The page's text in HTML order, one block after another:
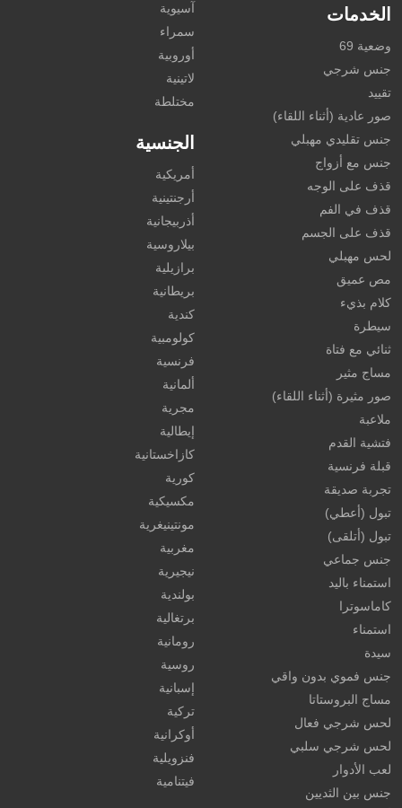
الخدمات
وضعية 69
جنس شرجي
تقييد
صور عادية (أثناء اللقاء)
جنس تقليدي مهبلي
جنس مع أزواج
قذف على الوجه
قذف في الفم
قذف على الجسم
لحس مهبلي
مص عميق
كلام بذيء
سيطرة
ثنائي مع فتاة
مساج مثير
صور مثيرة (أثناء اللقاء)
ملاعبة
فتشية القدم
قبلة فرنسية
تجربة صديقة
تبول (أعطي)
تبول (أتلقى)
جنس جماعي
استمناء باليد
كاماسوترا
استمناء
سيدة
جنس فموي بدون واقي
مساج البروستاتا
لحس شرجي فعال
لحس شرجي سلبي
لعب الأدوار
جنس بين الثديين
آسيوية
سمراء
أوروبية
لاتينية
مختلطة
الجنسية
أمريكية
أرجنتينية
أذربيجانية
بيلاروسية
برازيلية
بريطانية
كندية
كولومبية
فرنسية
ألمانية
مجرية
إيطالية
كازاخستانية
كورية
مكسيكية
مونتينيغرية
مغربية
نيجيرية
بولندية
برتغالية
رومانية
روسية
إسبانية
تركية
أوكرانية
فنزويلية
فيتنامية